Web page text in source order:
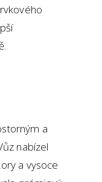
a
nabízel
a vysoce